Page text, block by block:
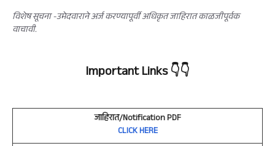
विशेष सूचना -उमेदवाराने अर्ज करण्यापूर्वी अधिकृत जाहिरात काळजीपूर्वक
वाचावी.
Important Links👇👇
जाहिरात/Notification PDF
CLICK HERE